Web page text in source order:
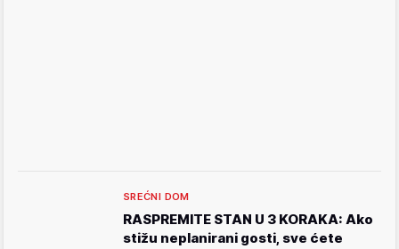
SREĆNI DOM
RASPREMITE STAN U 3 KORAKA: Ako
stižu neplanirani gosti, sve ćete